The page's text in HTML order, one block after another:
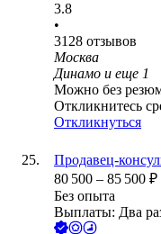
3.8
•
3128 отзывов
Москва
Динамо и еще 1
Можно без
Откликнитесь
Откликнуться
Продавец-
80 500 – 85 500 ₽
Без опыта
Выплаты: Два